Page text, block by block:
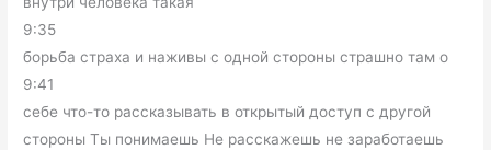
9:35
борьба страха и наживы с одной стороны страшно там о
9:41
себе что-то рассказывать в открытый доступ с другой
стороны Ты понимаешь Не расскажешь не заработаешь